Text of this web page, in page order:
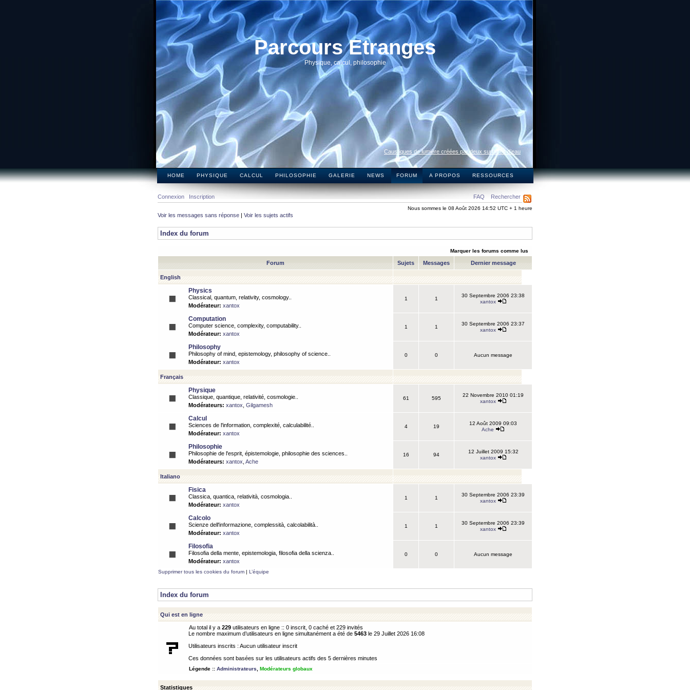
Parcours Etranges
Physique, calcul, philosophie
Caustiques de lumière créées par deux surfaces d’eau
HOME PHYSIQUE CALCUL PHILOSOPHIE GALERIE NEWS FORUM A PROPOS RESSOURCES
FAQ Rechercher
Connexion Inscription
Nous sommes le 08 Août 2026 14:52 UTC + 1 heure
Voir les messages sans réponse | Voir les sujets actifs
Index du forum
Marquer les forums comme lus
Forum Sujets Messages Dernier message
English
Physics
Classical, quantum, relativity, cosmology..
Modérateur: xantox
1 1
30 Septembre 2006 23:38
xantox
Computation
Computer science, complexity, computability..
Modérateur: xantox
1 1
30 Septembre 2006 23:37
xantox
Philosophy
Philosophy of mind, epistemology, philosophy of science..
Modérateur: xantox
0 0 Aucun message
Français
Physique
Classique, quantique, relativité, cosmologie..
Modérateurs: xantox Gilgamesh
61 595
22 Novembre 2010 01:19
xantox
Calcul
Sciences de l'information, complexité, calculabilité..
Modérateur: xantox
4 19
12 Août 2009 09:03
Ache
Philosophie
Philosophie de l'esprit, épistemologie, philosophie des sciences..
Modérateurs: xantox Ache
16 94
12 Juillet 2009 15:32
xantox
Italiano
Fisica
Classica, quantica, relatività, cosmologia..
Modérateur: xantox
1 1
30 Septembre 2006 23:39
xantox
Calcolo
Scienze dell'informazione, complessità, calcolabilità..
Modérateur: xantox
1 1
30 Septembre 2006 23:39
xantox
Filosofia
Filosofia della mente, epistemologia, filosofia della scienza..
Modérateur: xantox
0 0 Aucun message
Supprimer tous les cookies du forum | L’équipe
Index du forum
Qui est en ligne
Au total il y a 229 utilisateurs en ligne :: 0 inscrit, 0 caché et 229 invités
Le nombre maximum d’utilisateurs en ligne simultanément a été de 5463 le 29 Juillet 2026 16:08
Utilisateurs inscrits : Aucun utilisateur inscrit
Ces données sont basées sur les utilisateurs actifs des 5 dernières minutes
Légende :: Administrateurs Modérateurs globaux
Statistiques